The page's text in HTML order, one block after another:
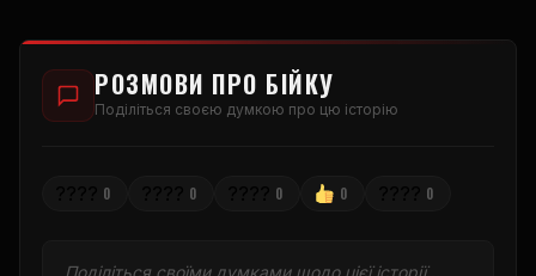
РОЗМОВИ ПРО БІЙКУ
Поділіться своєю думкою про цю історію
0 0 0 0 0